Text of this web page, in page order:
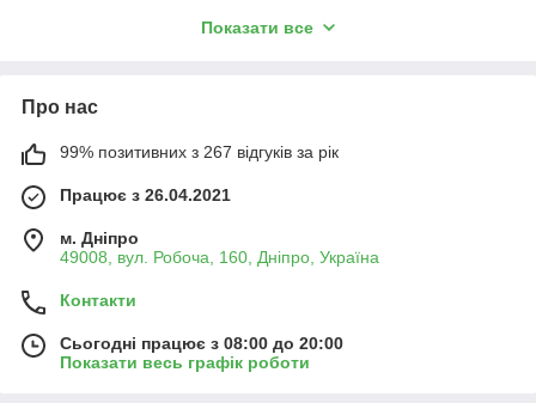
промисловості, виробництві різного виду, автомийках чи
можете обрати потрібну товщину, довжину та ширину
відповідно до поставлених перед вами задач, що значно
полегшить їх виконання.
магазину “Opta-market”
У каталозі нашого магазину ви можете купити поліетиленову
плівку високої якості. Ми пропонуємо плівку з поліетилену,
товщина від 20 до 800 мкм;
ширина від 0,6 до 3 метрів;
довжина від 10 до 156 метрів;
Показати все
Про нас
99% позитивних з 267 відгуків за рік
Працює з 26.04.2021
м. Дніпро
49008, вул. Робоча, 160, Дніпро, Україна
Контакти
Сьогодні працює з 08:00 до 20:00
Показати весь графік роботи